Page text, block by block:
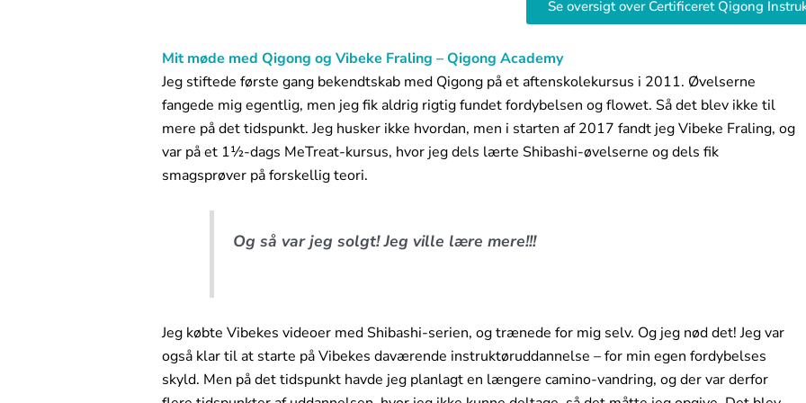
Se oversigt over Certificeret Qigong
Mit møde med Qigong og Vibeke Fraling – Qigong Academy
Jeg stiftede første gang bekendtskab med Qigong på et aftenskolekursus i 2011. Øvelserne
fangede mig egentlig, men jeg fik aldrig rigtig fundet fordybelsen og flowet. Så det blev ikke til
mere på det tidspunkt. Jeg husker ikke hvordan, men i starten af 2017 fandt jeg Vibeke Fraling, og
var på et 1½-dags MeTreat-kursus, hvor jeg dels lærte Shibashi-øvelserne og dels fik
smagsprøver på forskellig teori.
Og så var jeg solgt! Jeg ville lære mere!!!
Jeg købte Vibekes videoer med Shibashi-serien, og trænede for mig selv. Og jeg nød det! Jeg var
også klar til at starte på Vibekes daværende instruktøruddannelse – for min egen fordybelses
skyld. Men på det tidspunkt havde jeg planlagt en længere camino-vandring, og der var derfor